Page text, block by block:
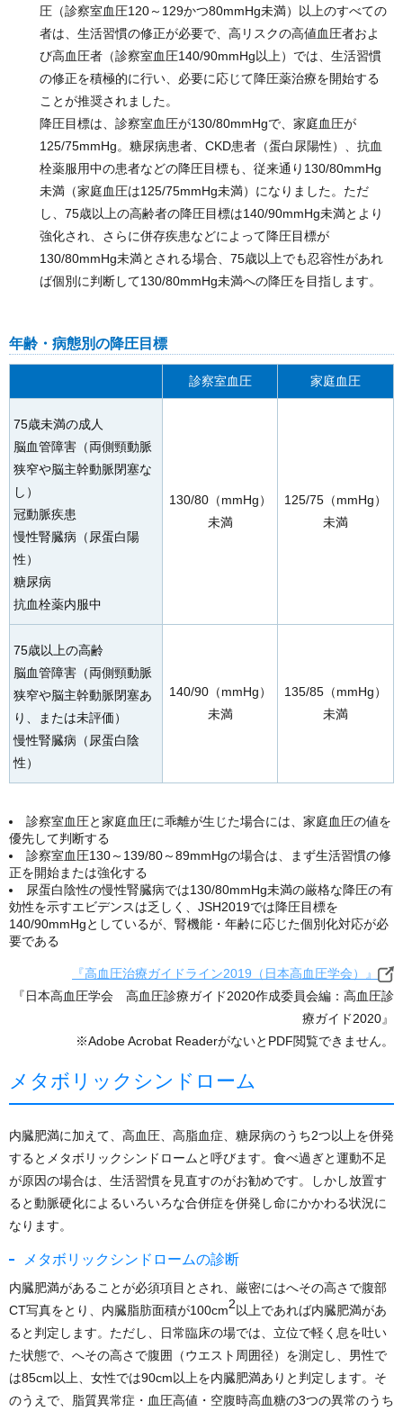
圧（診察室血圧120～129かつ80mmHg未満）以上のすべての
者は、生活習慣の修正が必要で、高リスクの高値血圧者およ
び高血圧者（診察室血圧140/90mmHg以上）では、生活習慣
の修正を積極的に行い、必要に応じて降圧薬治療を開始する
ことが推奨されました。
降圧目標は、診察室血圧が130/80mmHgで、家庭血圧が
125/75mmHg。糖尿病患者、CKD患者（蛋白尿陽性）、抗血
栓薬服用中の患者などの降圧目標も、従来通り130/80mmHg
未満（家庭血圧は125/75mmHg未満）になりました。ただ
し、75歳以上の高齢者の降圧目標は140/90mmHg未満とより
強化され、さらに併存疾患などによって降圧目標が
130/80mmHg未満とされる場合、75歳以上でも忍容性があれ
ば個別に判断して130/80mmHg未満への降圧を目指します。
年齢・病態別の降圧目標
診察室血圧 家庭血圧
75歳未満の成人
脳血管障害（両側頸動脈
狭窄や脳主幹動脈閉塞な
し）
冠動脈疾患
慢性腎臓病（尿蛋白陽
性）
糖尿病
抗血栓薬内服中
130/80（mmHg）
未満
125/75（mmHg）
未満
75歳以上の高齢
脳血管障害（両側頸動脈
狭窄や脳主幹動脈閉塞あ
り、または未評価）
慢性腎臓病（尿蛋白陰
性）
140/90（mmHg）
未満
135/85（mmHg）
未満
診察室血圧と家庭血圧に乖離が生じた場合には、家庭血圧の値を
優先して判断する
診察室血圧130～139/80～89mmHgの場合は、まず生活習慣の修
正を開始または強化する
尿蛋白陰性の慢性腎臓病では130/80mmHg未満の厳格な降圧の有
効性を示すエビデンスは乏しく、JSH2019では降圧目標を
140/90mmHgとしているが、腎機能・年齢に応じた個別化対応が必
要である
『高血圧治療ガイドライン2019（日本高血圧学会）』
『日本高血圧学会 高血圧診療ガイド2020作成委員会編：高血圧診
療ガイド2020』
※Adobe Acrobat ReaderがないとPDF閲覧できません。
メタボリックシンドローム
内臓肥満に加えて、高血圧、高脂血症、糖尿病のうち2つ以上を併発
するとメタボリックシンドロームと呼びます。食べ過ぎと運動不足
が原因の場合は、生活習慣を見直すのがお勧めです。
しかし放置す
ると動脈硬化によるいろいろな合併症を併発し命にかかわる状況に
なります。
メタボリックシンドロームの診断
内臓肥満があることが必須項目とされ、厳密にはへその高さで腹部
CT写真をとり、内臓脂肪面積が100cm2以上であれば内臓肥満があ
ると判定します。ただし、日常臨床の場では、立位で軽く息を吐い
た状態で、へその高さで腹囲（ウエスト周囲径）を測定し、男性で
は85cm以上、女性では90cm以上を内臓肥満ありと判定します。そ
のうえで、脂質異常症・血圧高値・空腹時高血糖の3つの異常のうち